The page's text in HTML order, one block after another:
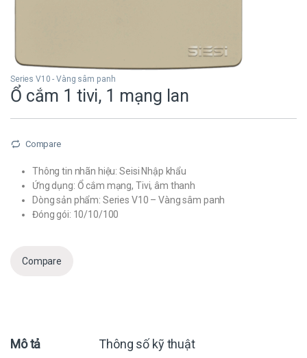
Series V10 - Vàng sâm panh
Ổ cắm 1 tivi, 1 mạng lan
Compare
Thông tin nhãn hiệu: Seisi Nhập khẩu
Ứng dụng: Ổ cắm mạng, Tivi, âm thanh
Dòng sản phẩm: Series V10 – Vàng sâm panh
Đóng gói: 10/10/100
Compare
Mô tả Thông số kỹ thuật